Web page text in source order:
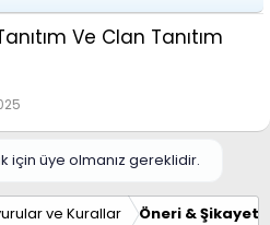
Ve Clan Tanıtım
için üye olmanız gereklidir.
ve Kurallar Öneri & Şikayet